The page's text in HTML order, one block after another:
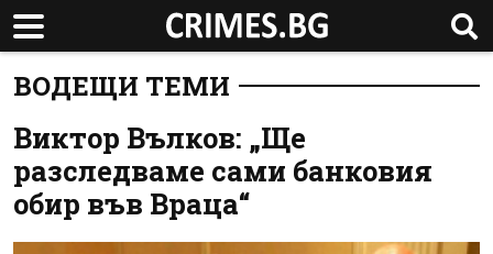
ВОДЕЩИ ТЕМИ
Виктор Вълков: „Ще
разследваме сами банковия
обир във Враца“